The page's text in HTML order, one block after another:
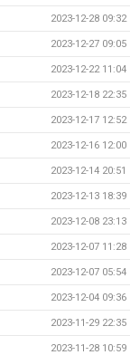
2023-12-28 09:32
2023-12-27 09:05
2023-12-22 11:04
2023-12-18 22:35
2023-12-17 12:52
2023-12-16 12:00
2023-12-14 20:51
2023-12-13 18:39
2023-12-08 23:13
2023-12-07 11:28
2023-12-07 05:54
2023-12-04 09:36
2023-11-29 22:35
2023-11-28 10:59